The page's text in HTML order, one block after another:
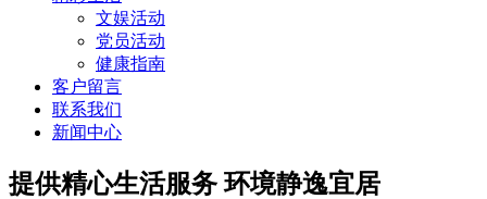
文娱活动
党员活动
健康指南
客户留言
联系我们
新闻中心
提供精心生活服务 环境静逸宜居